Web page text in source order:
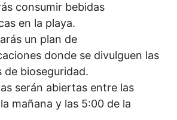
consumir bebidas
en la playa.
un plan de
donde se divulguen las
de bioseguridad.
serán abiertas entre las
mañana y las 5:00 de la